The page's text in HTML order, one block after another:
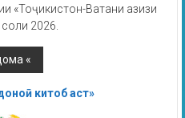
«Тоҷикистон-Ватани азизи
2026.
китоб аст»